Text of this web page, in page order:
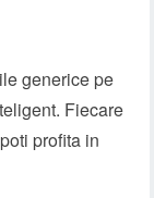
generice pe
Fiecare
profita in